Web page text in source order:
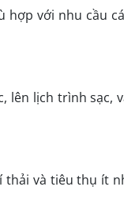
hợp với nhu cầu
lên lịch trình sạc,
thải và tiêu thụ ít